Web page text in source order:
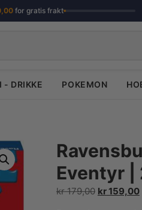
for gratis frakt
- DRIKKE POKEMON
Eventyr |
kr179,00 Opprinnelig
kr159,00